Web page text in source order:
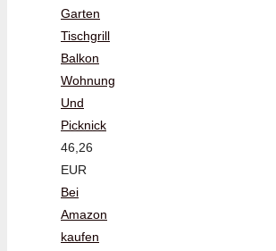
Garten
Tischgrill
Balkon
Wohnung
Und
Picknick
46,26
EUR
Bei
Amazon
kaufen